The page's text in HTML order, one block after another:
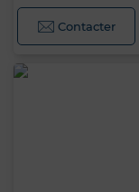
Contacter